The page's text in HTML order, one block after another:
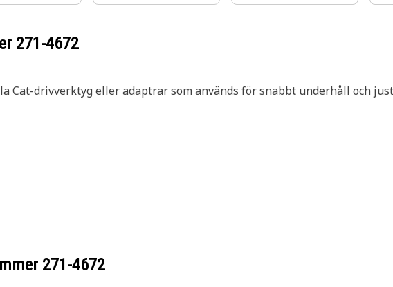
271-4672
Cat-drivverktyg eller adaptrar som används för snabbt underhåll och
271-4672